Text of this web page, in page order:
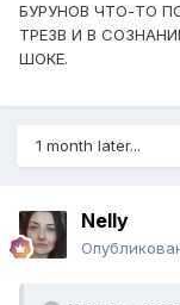
БУРУНОВ ЧТО-ТО
ТРЕЗВ И В
ШОКЕ.
1 month later...
Nelly